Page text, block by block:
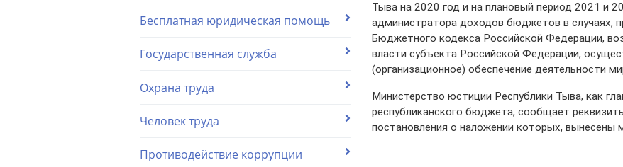
Бесплатная юридическая помощь
Государственная служба
Охрана труда
Человек труда
Противодействие коррупции
Тыва на 2020 год и на плановый период 2021 и
администратора доходов бюджетов в случаях,
Бюджетного кодекса Российской Федерации,
власти субъекта Российской Федерации,
(организационное) обеспечение деятельности
Министерство юстиции Республики Тыва, как
республиканского бюджета, сообщает
постановления о наложении которых,